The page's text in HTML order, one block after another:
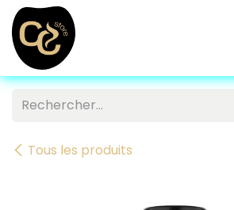
Se rendre au contenu
Tous les produits